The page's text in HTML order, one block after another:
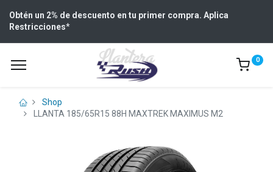
Obtén un 2% de descuento en tu primer compra. Aplica
Restricciones*
0
Shop
LLANTA 185/65R15 88H MAXTREK MAXIMUS M2